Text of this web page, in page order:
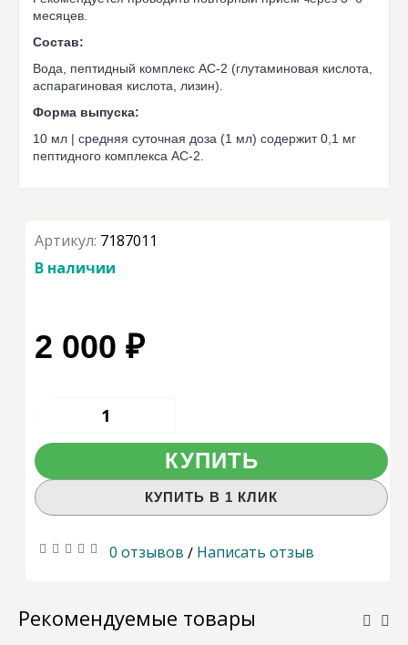
месяцев.
Состав:
Вода, пептидный комплекс АC-2 (глутаминовая кислота,
аспарагиновая кислота, лизин).
Форма выпуска:
10 мл | средняя суточная доза (1 мл) содержит 0,1 мг
пептидного комплекса АС-2.
Артикул: 7187011
В наличии
2 000 ₽
КУПИТЬ
КУПИТЬ В 1 КЛИК
0 отзывов / Написать отзыв
Рекомендуемые товары